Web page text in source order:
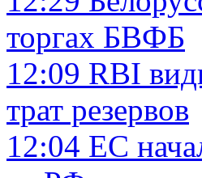
торгах БВФБ
12:09 RBI
трат резервов
12:04 ЕС